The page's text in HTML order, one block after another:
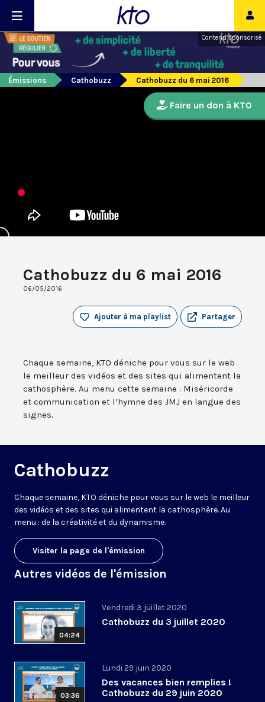
Contenu sponsorisé
Émissions Cathobuzz Cathobuzz du 6 mai 2016
Cathobuzz du 6 mai 2016
06/05/2016
Partager
Ajouter à ma playlist
Chaque semaine, KTO déniche pour vous sur le web
le meilleur des vidéos et des sites qui alimentent la
cathosphère. Au menu cette semaine : Miséricorde
et communication et l’hymne des JMJ en langue des
signes.
Cathobuzz
Chaque semaine, KTO déniche pour vous sur le web le meilleur
des vidéos et des sites qui alimentent la cathosphère. Au
menu : de la créativité et du dynamisme.
Visiter la page de l'émission
Autres vidéos de l'émission
04:24
Vendredi 3 juillet 2020
Cathobuzz du 3 juillet 2020
03:36
Lundi 29 juin 2020
Des vacances bien remplies !
Cathobuzz du 29 juin 2020
Faire un don à KTO